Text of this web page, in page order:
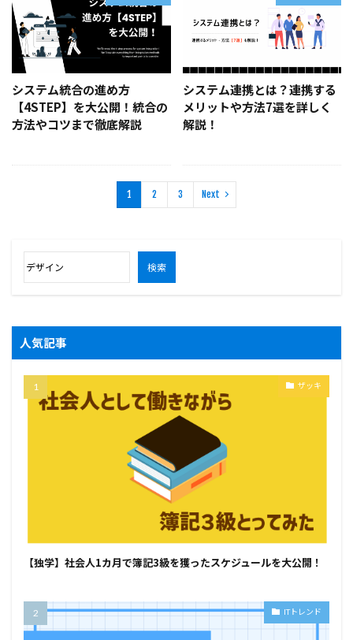
システム統合の進め方
【4STEP】を大公開！統合の
方法やコツまで徹底解説
システム連携とは？連携する
メリットや方法7選を詳しく
解説！
1 2 3 Next
検索
人気記事
ザッキ
【独学】社会人1カ月で簿記3級を獲ったスケジュールを大公開！
ITトレンド